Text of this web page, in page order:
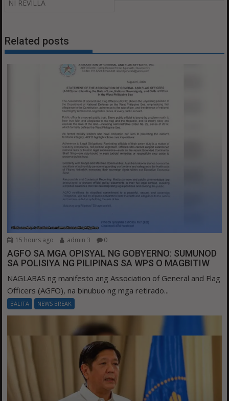
NI REVILLA
Related posts
15 hours ago admin 3 0
AGFO SA MGA OPISYAL NG GOBYERNO: SUMUNOD
SA POLISIYA NG PILIPINAS SA WPS O MAGBITIW
NAGLABAS ng manifesto ang Association of General and Flag
Officers (AGFO), na binubuo ng mga retirado...
BALITA NEWS BREAK